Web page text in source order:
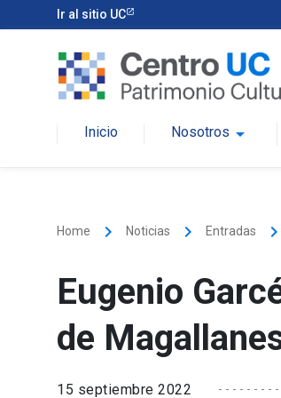
Ir al sitio UC
Inicio Nosotros arrow_drop_down
Home keyboard_arrow_right Noticias keyboard_arrow_right Entradas keyboard_arrow_right
Eugenio
de
15 septiembre 2022